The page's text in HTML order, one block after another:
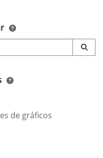
de gráficos